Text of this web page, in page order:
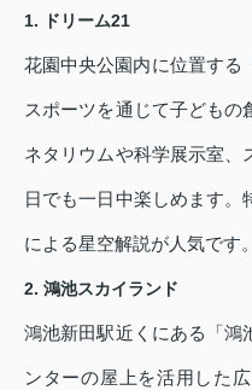
1. ドリーム21
花園中央公園内に位置する
スポーツを通じて子どもの
ネタリウムや科学展示室、
日でも一日中楽しめます。
による星空解説が人気です。
2. 鴻池スカイランド
鴻池新田駅近くにある「鴻
ンターの屋上を活用した